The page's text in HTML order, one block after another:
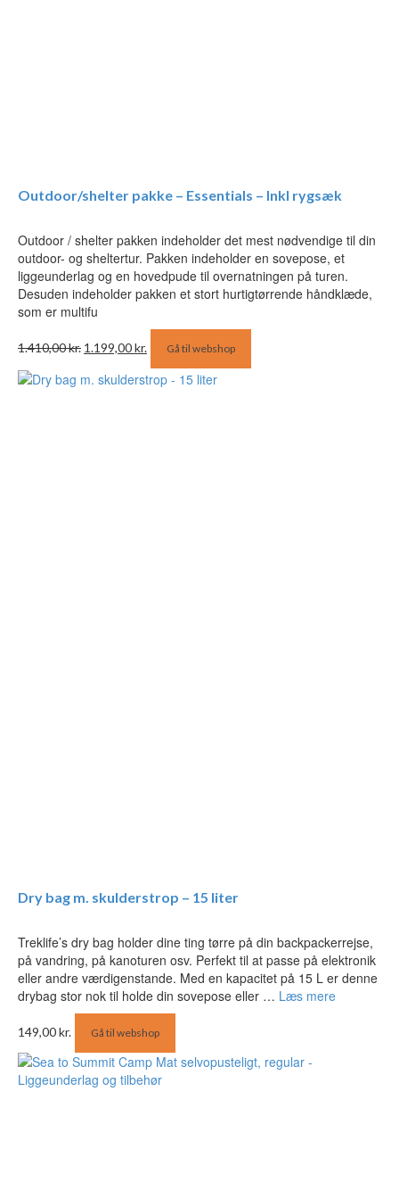
Outdoor/shelter pakke – Essentials – Inkl rygsæk
Outdoor / shelter pakken indeholder det mest nødvendige til din
outdoor- og sheltertur. Pakken indeholder en sovepose, et
liggeunderlag og en hovedpude til overnatningen på turen.
Desuden indeholder pakken et stort hurtigtørrende håndklæde,
som er multifu
1.410,00kr.oprindelige
1.199,00kr.aktuelle
pris
er:
Gå til webshop
Dry bag m. skulderstrop – 15 liter
Treklife’s dry bag holder dine ting tørre på din backpackerrejse,
på vandring, på kanoturen osv. Perfekt til at passe på elektronik
eller andre værdigenstande. Med en kapacitet på 15 L er denne
drybag stor nok til holde din sovepose eller … Læs mere
149,00kr. Gå til webshop